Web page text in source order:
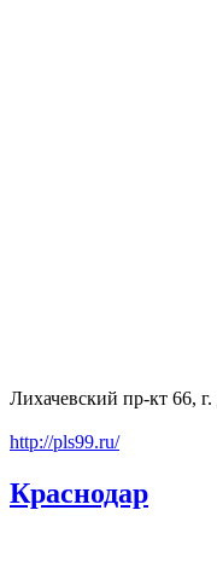
Лихачевский пр-кт 66,
http://pls99.ru/
Краснодар